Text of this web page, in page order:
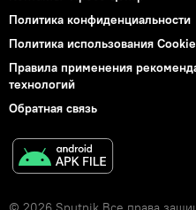
Политика конфиденциальности
Политика использования Cookie
Правила применения
технологий
Обратная связь